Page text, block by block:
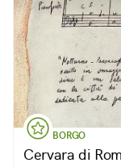
BORGO
Cervara di